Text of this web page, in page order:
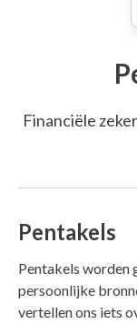
Financiële
Pentakels
Pentakels worden
persoonlijke
vertellen ons iets